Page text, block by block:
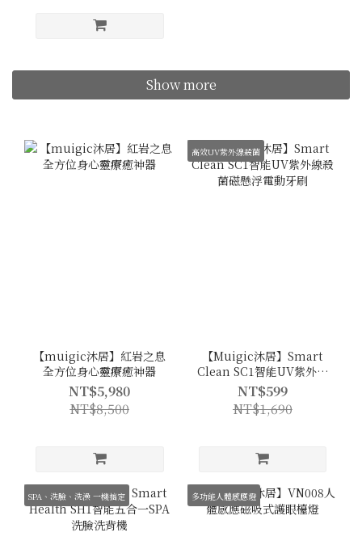
Show more
【muigic沐居】紅岩之息
全方位身心靈療癒神器
NT$5,980
NT$8,500
高效UV紫外線殺菌
【Muigic沐居】Smart
Clean SC1智能UV紫外線
殺菌磁懸浮電動牙刷
NT$599
NT$1,690
SPA、洗臉、洗澡 一機搞定 多功能人體感應燈